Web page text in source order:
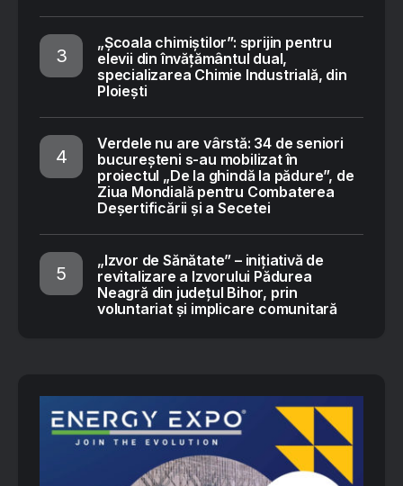
„Școala chimiștilor”: sprijin pentru
elevii din învățământul dual,
specializarea Chimie Industrială, din
Ploiești
Verdele nu are vârstă: 34 de seniori
bucureșteni s-au mobilizat în
proiectul „De la ghindă la pădure”, de
Ziua Mondială pentru Combaterea
Deșertificării și a Secetei
„Izvor de Sănătate” – inițiativă de
revitalizare a Izvorului Pădurea
Neagră din județul Bihor, prin
voluntariat și implicare comunitară